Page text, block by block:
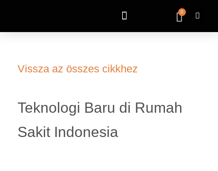
0
Vissza az összes cikkhez
Teknologi Baru di Rumah
Sakit Indonesia